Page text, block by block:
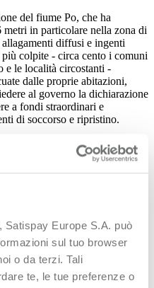
Europe S.A. può
sul tuo browser
o da terzi. Tali
te, le tue preferenze o
del fiume Po, che ha
in particolare nella zona di
allagamenti diffusi e ingenti
colpite - circa cento i comuni
e le località circostanti -
dalle proprie abitazioni,
al governo la dichiarazione
a fondi straordinari e
di soccorso e ripristino.
"Donazioni" , troveranno
La Stampa - Specchio dei
di Satispay, commenta:
il Piemonte, abbiamo attivato
un aiuto concreto alle zone
certi che risponderà anche